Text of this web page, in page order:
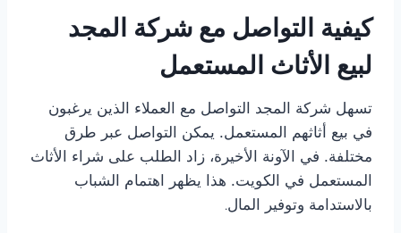
كيفية التواصل مع شركة المجد
لبيع الأثاث المستعمل
تسهل شركة المجد التواصل مع العملاء الذين يرغبون
في بيع أثاثهم المستعمل. يمكن التواصل عبر طرق
مختلفة. في الآونة الأخيرة، زاد الطلب على شراء الأثاث
المستعمل في الكويت. هذا يظهر اهتمام الشباب
بالاستدامة وتوفير المال.